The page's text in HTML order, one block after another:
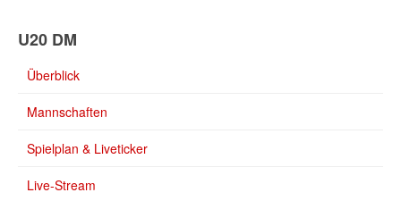
U20 DM
Überblick
Mannschaften
Spielplan & Liveticker
Live-Stream